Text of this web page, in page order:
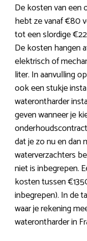
De kosten van een
hebt ze vanaf €80
tot een slordige
De kosten hangen
elektrisch of
liter. In aanvulling
ook een stukje
waterontharder
geven wanneer je
dat je zo nu en dan
waterverzachters
niet is inbegrepen.
kosten tussen
inbegrepen). In de
waar je rekening
waterontharder in